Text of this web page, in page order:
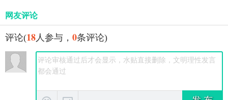
网友评论
评论(18人参与， 0条评论)